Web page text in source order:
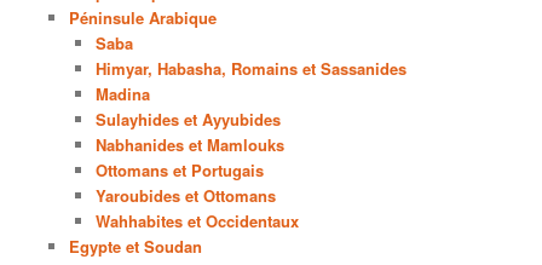
Péninsule Arabique
Saba
Himyar, Habasha, Romains et Sassanides
Madina
Sulayhides et Ayyubides
Nabhanides et Mamlouks
Ottomans et Portugais
Yaroubides et Ottomans
Wahhabites et Occidentaux
Egypte et Soudan